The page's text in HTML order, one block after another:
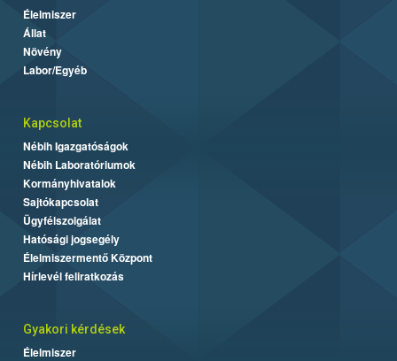
Élelmiszer
Állat
Növény
Labor/Egyéb
Kapcsolat
Nébih Igazgatóságok
Nébih Laboratóriumok
Kormányhivatalok
Sajtókapcsolat
Ügyfélszolgálat
Hatósági jogsegély
Élelmiszermentő Központ
Hírlevél feliratkozás
Gyakori kérdések
Élelmiszer